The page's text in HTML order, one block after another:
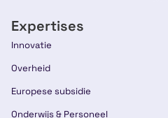
Expertises
Innovatie
Overheid
Europese subsidie
Onderwijs & Personeel